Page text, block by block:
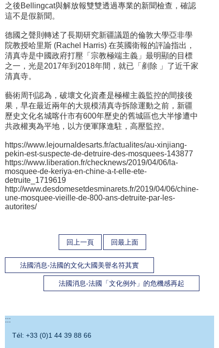
之後Bellingcat與解放報雙雙透過專業的新聞檢查，確認
這不是假新聞。
德國之聲則轉述了長期研究新疆議題的倫敦大學亞非學
院教授哈里斯 (Rachel Harris) 在英國衛報的評論指出，
清真寺是中國政府打壓「宗教極端主義」最明顯的目標
之一，光是2017年到2018年間，就已「剷除 」了近千家
清真寺。
藝術周刊認為，破壞文化資產是極權主義監控的間接後
果，早在最近兩年的大規模清真寺拆除運動之前，新疆
歷史文化名城喀什市有600年歷史的舊城區也大半慘遭中
共政權夷為平地，以方便軍隊進駐，高壓監控。
https://www.lejournaldesarts.fr/actualites/au-xinjiang-
pekin-est-suspecte-de-detruire-des-mosquees-143877
https://www.liberation.fr/checknews/2019/04/06/la-
mosquee-de-keriya-en-chine-a-t-elle-ete-
detruite_1719619
http://www.desdomesetdesminarets.fr/2019/04/06/chine-
une-mosquee-vieille-de-800-ans-detruite-par-les-
autorites/
回上一頁 回最上面
法國消息-法國的文化大國美譽名符其實
法國消息-法國「文化例外」的危機感再起
:::
Tél: +33 (0)1 44 39 88 66